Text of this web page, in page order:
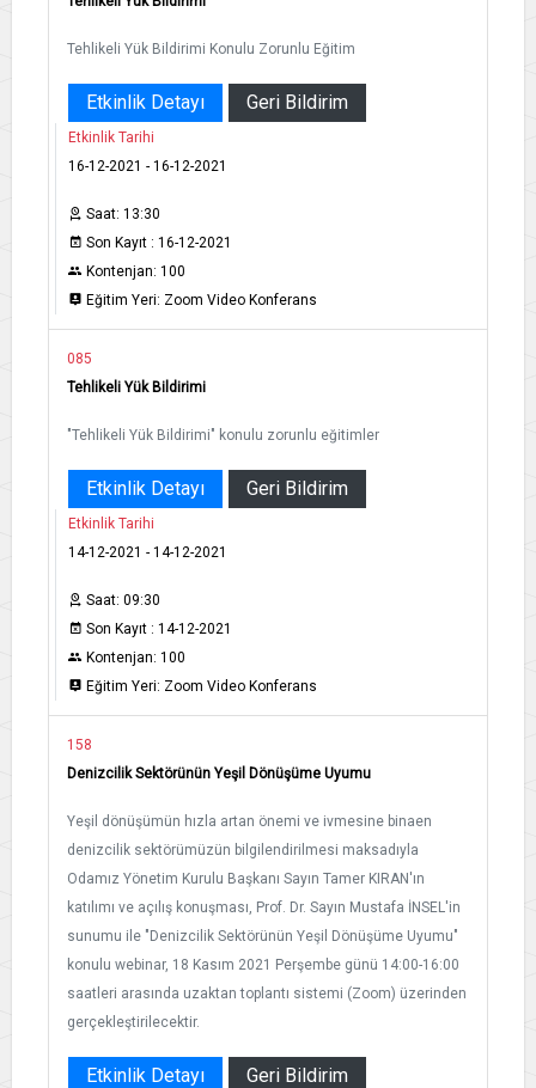
Tehlikeli Yük Bildirimi Konulu Zorunlu Eğitim
Etkinlik Detayı Geri Bildirim
Etkinlik Tarihi
16-12-2021 - 16-12-2021
Saat: 13:30
Son Kayıt : 16-12-2021
Kontenjan: 100
Eğitim Yeri: Zoom Video Konferans
085
Tehlikeli Yük Bildirimi
"Tehlikeli Yük Bildirimi" konulu zorunlu eğitimler
Etkinlik Detayı Geri Bildirim
Etkinlik Tarihi
14-12-2021 - 14-12-2021
Saat: 09:30
Son Kayıt : 14-12-2021
Kontenjan: 100
Eğitim Yeri: Zoom Video Konferans
158
Denizcilik Sektörünün Yeşil Dönüşüme Uyumu
Yeşil dönüşümün hızla artan önemi ve ivmesine binaen
denizcilik sektörümüzün bilgilendirilmesi maksadıyla
Odamız Yönetim Kurulu Başkanı Sayın Tamer KIRAN'ın
katılımı ve açılış konuşması, Prof. Dr. Sayın Mustafa İNSEL'in
sunumu ile "Denizcilik Sektörünün Yeşil Dönüşüme Uyumu"
konulu webinar, 18 Kasım 2021 Perşembe günü 14:00-16:00
saatleri arasında uzaktan toplantı sistemi (Zoom) üzerinden
gerçekleştirilecektir.
Etkinlik Detayı Geri Bildirim